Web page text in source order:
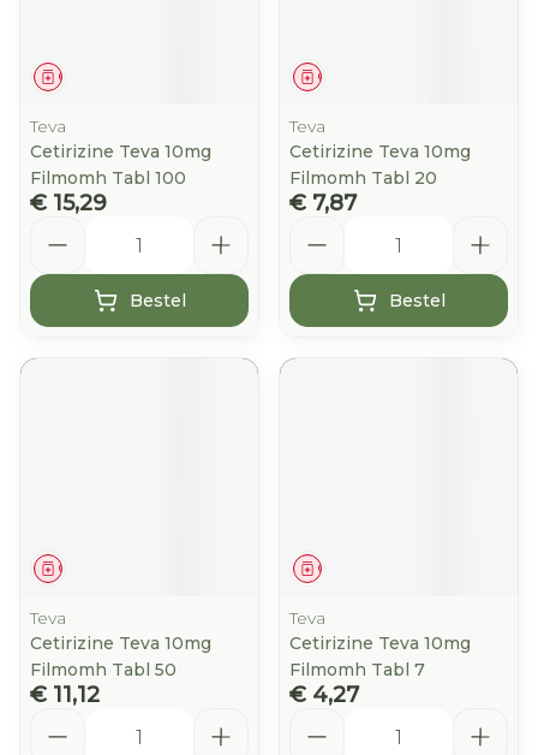
Geneesmiddel
Teva
Cetirizine Teva 10mg
Filmomh Tabl 100
€ 15,29
Bestel
Geneesmiddel
Teva
Cetirizine Teva 10mg
Filmomh Tabl 20
€ 7,87
Bestel
Geneesmiddel
Teva
Cetirizine Teva 10mg
Filmomh Tabl 50
€ 11,12
Geneesmiddel
Teva
Cetirizine Teva 10mg
Filmomh Tabl 7
€ 4,27